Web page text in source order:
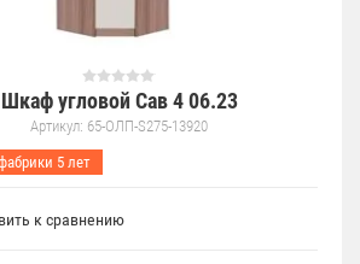
Шкаф угловой Сав 4 06.23
Артикул: 65-ОЛП-S275-13920
5 лет
к сравнению